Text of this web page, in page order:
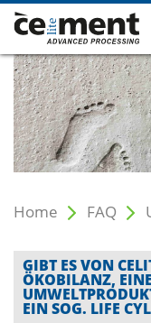
Home FAQ
GIBT ES VON
ÖKOBILANZ, EINE
EIN SOG. LIFE